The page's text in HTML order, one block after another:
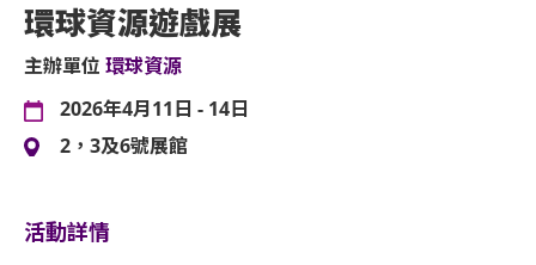
環球資源遊戲展
主辦單位 環球資源
2026年4月11日 - 14日
2，3及6號展館
活動詳情